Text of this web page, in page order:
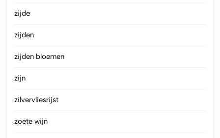
zijde
zijden
zijden bloemen
zijn
zilvervliesrijst
zoete wijn